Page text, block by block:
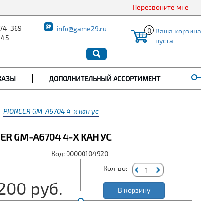
Перезвоните мне
369-
info@game29.ru 0 Ваша корзина
пуста
ДОПОЛНИТЕЛЬНЫЙ АССОРТИМЕНТ
PIONEER GM-A6704 4-х кан ус
GM-A6704 4-Х КАН УС
Код: 00000104920
руб.
Кол-во:
В корзину